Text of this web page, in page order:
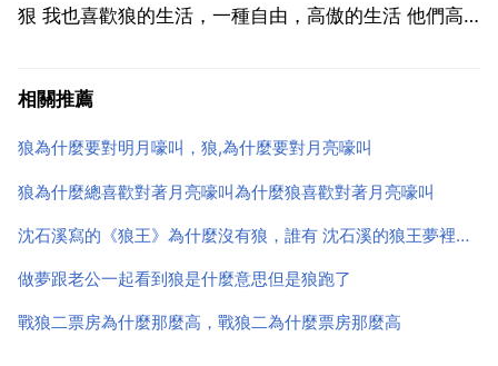
狠 我也喜歡狼的生活，一種自由，高傲的生活 他們高
的散亂 我喜歡狼的叫聲，特別是人們傳說中月圓時于山
相關推薦
狼為什麼要對明月嚎叫，狼,為什麼要對月亮嚎叫
狼為什麼總喜歡對著月亮嚎叫為什麼狼喜歡對著月亮嚎叫
沈石溪寫的《狼王》為什麼沒有狼，誰有 沈石溪的狼王夢裡面的狼種的內容啊
做夢跟老公一起看到狼是什麼意思但是狼跑了
戰狼二票房為什麼那麼高，戰狼二為什麼票房那麼高